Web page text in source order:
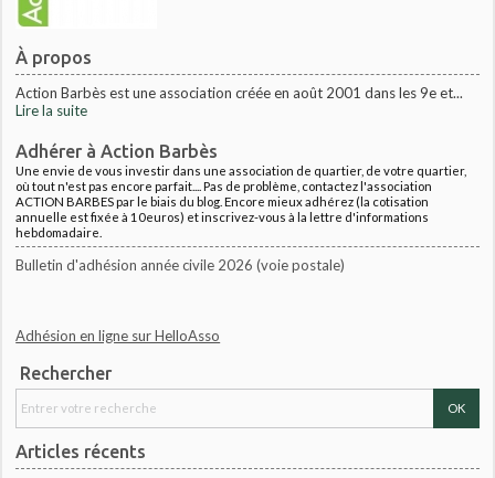
À propos
Action Barbès est une association créée en août 2001 dans les 9e et...
Lire la suite
Adhérer à Action Barbès
Une envie de vous investir dans une association de quartier, de votre quartier,
où tout n'est pas encore parfait.... Pas de problème, contactez l'association
ACTION BARBES par le biais du blog. Encore mieux adhérez (la cotisation
annuelle est fixée à 10euros) et inscrivez-vous à la lettre d'informations
hebdomadaire.
Bulletin d'adhésion année civile 2026 (voie postale)
Adhésion en ligne sur HelloAsso
Rechercher
Articles récents